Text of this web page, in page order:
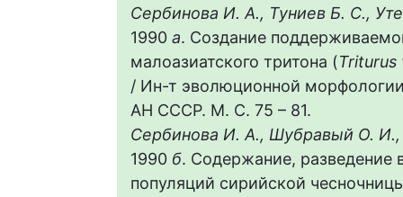
Сербинова И. А., Туниев Б. С.,
1990 а. Создание
малоазиатского тритона (
/ Ин-т эволюционной
АН СССР. М. С. 75 – 81.
Сербинова И. А., Шубравый О. И.,
1990 б. Содержание, разведение
популяций сирийской